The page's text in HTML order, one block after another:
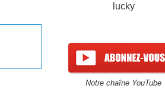
lucky
Notre chaîne YouTube